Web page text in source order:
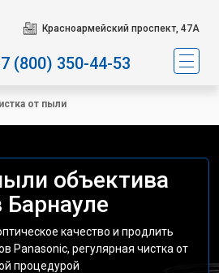
Красноармейский проспект, 47А
(800) 350-44-53
от пыли
объектива
Барнауле
качество и продлить
Panasonic, регулярная чистка от
процедурой